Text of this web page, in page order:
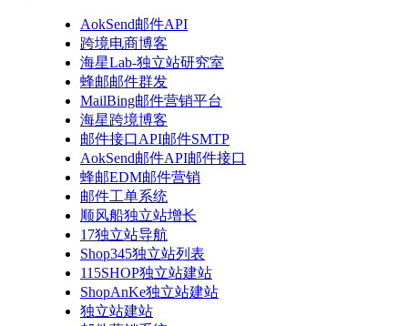
AokSend邮件API
跨境电商博客
海星Lab-独立站研究室
蜂邮邮件群发
MailBing邮件营销平台
海星跨境博客
邮件接口API邮件SMTP
AokSend邮件API邮件接口
蜂邮EDM邮件营销
邮件工单系统
顺风船独立站增长
17独立站导航
Shop345独立站列表
115SHOP独立站建站
ShopAnKe独立站建站
独立站建站